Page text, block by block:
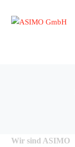
Wir sind ASIMO